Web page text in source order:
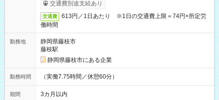
交通費別途支給あり
交通費
613円／1日あたり ※1日の交通費上限＝74円×所定労
働時間
勤務地
静岡県藤枝市
藤枝駅
静岡県藤枝市にある企業
勤務時間 （実働7.75時間／休憩60分）
期間 3カ月以内